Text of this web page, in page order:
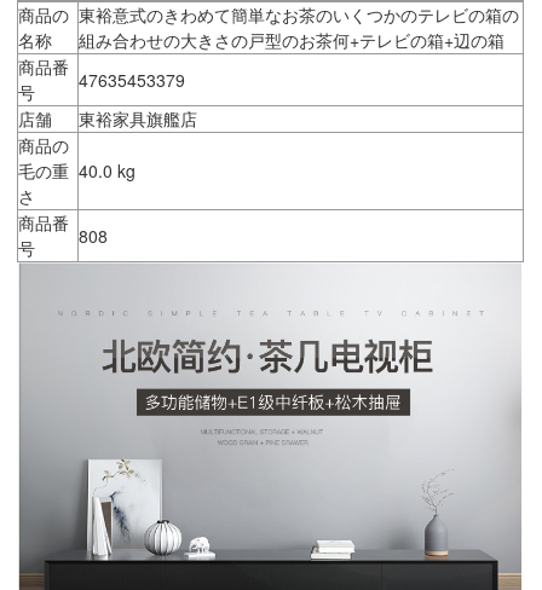
商品の
名称
東裕意式のきわめて簡単なお茶のいくつかのテレビの箱の
組み合わせの大きさの戸型のお茶何+テレビの箱+辺の箱
商品番
号
47635453379
店舗
東裕家具旗艦店
商品の
毛の重
さ
40.0 kg
商品番
号
808